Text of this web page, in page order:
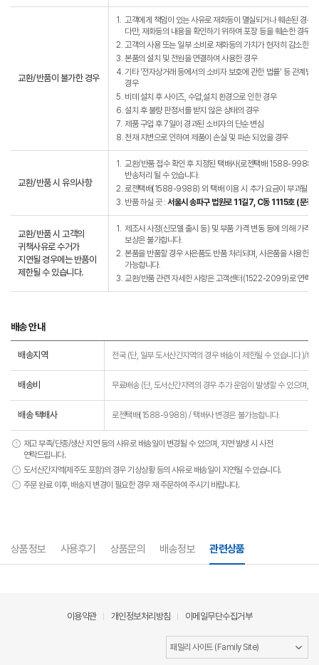
교환/반품이 불가한 경우
1. 고객에게 책임이 있는 사유로 재화등이 멸실되거나 훼손된 경우.
다만, 재화등의 내용을 확인하기 위하여 포장 등을 훼손한 경우
2. 고객의 사용 또는 일부 소비로 재화등의 가치가 현저히 감소한 경
3. 본품의 설치 및 전원을 연결하여 사용한 경우
4.기타 '전자상거래 등에서의 소비자 보호에 관한 법률' 등 관계법
경우
5. 비데 설치 후 사이즈, 수압,설치 환경으로 인한 경우
6.설치 후 불량 판정서를 받지 않은 상태의 경우
7. 제품 구입 후 7일이 경과된 소비자의 단순 변심
8. 천재 지변으로 인하여 제품이 손실 및 파손 되었을 경우
교환/반품 시 유의사항
1. 교환/반품 접수 확인 후 지정된 택배사(로젠택배 1588-9988)
반송처리 될 수 있습니다.
2. 로젠택배(1588-9988) 외 택배 이용 시 추가 요금이 부과될 수
3. 반품 하실 곳 :서울시 송파구 법원로 11길7, C동 1115호 (문정
교환/반품 시 고객의
귀책사유로 수거가
지연될 경우에는 반품이
제한될 수 있습니다.
1. 제조사 사정(신모델 출시 등) 및 부품 가격 변동 등에 의해 가격
보상은 불가합니다.
2. 본품을 반품할 경우 사은품도 반품 처리되며, 사은품을 사용한
가능합니다.
3. 교환/반품 관련 자세한 사항은 고객센터(1522-2099)로 연락바
배송 안내
배송지역 전국 (단, 일부 도서산간지역의 경우 배송이 제한될 수 있습니다.)/td>
배송비 무료배송 (단, 도서산간지역의 경우 추가 운임이 발생할 수 있으며,
배송 택배사 로젠택배(1588-9988) / 택배사 변경은 불가능합니다.
재고 부족/단종/생산 지연 등의 사유로 배송일이 변경될 수 있으며, 지연 발생 시 사전
연락드립니다.
도서산간지역(제주도 포함)의 경우 기상상황 등의 사유로 배송일이 지연될 수 있습니다.
주문 완료 이후, 배송지 변경이 필요한 경우 재 주문하여 주시기 바랍니다.
상품정보 사용후기 상품문의 배송정보 관련상품
이용약관 개인정보처리방침 이메일무단수집거부